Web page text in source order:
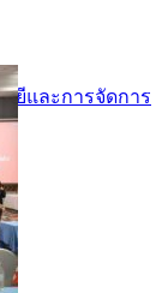
ยีและการจัดการ